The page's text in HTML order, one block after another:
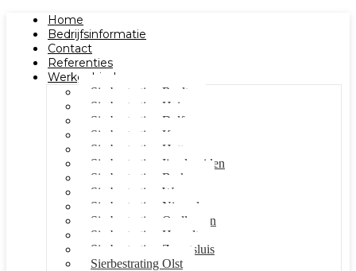
Home
Bedrijfsinformatie
Contact
Referenties
Werkgebied
Sierbestrating Raalte
Sierbestrating Heino
Sierbestrating Dalfsen
Sierbestrating Kampen
Sierbestrating Hattem
Sierbestrating Ijsselmuiden
Sierbestrating Berkum
Sierbestrating Wezep
Sierbestrating Nieuwleusen
Sierbestrating Oudleusen
Sierbestrating Hasselt
Sierbestrating Zwartsluis
Sierbestrating Olst